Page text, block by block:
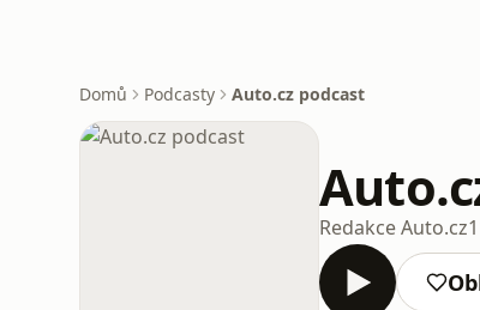
Domů Podcasty Auto.cz podcast
Redakce Auto.cz